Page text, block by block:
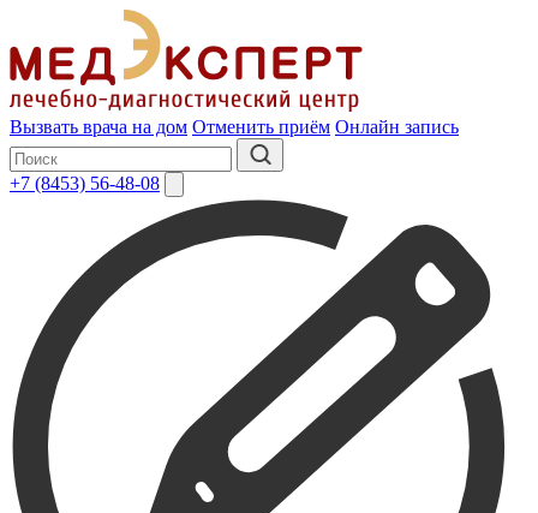
Вызвать врача на дом Отменить приём Онлайн запись
+7 (8453) 56-48-08